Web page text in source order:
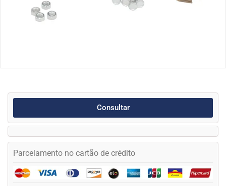
Consultar
Parcelamento no cartão de crédito